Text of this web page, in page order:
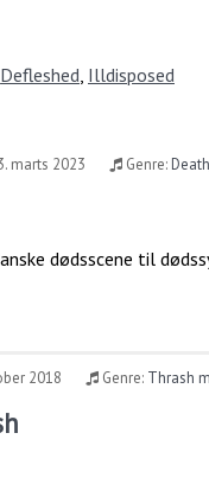
Defleshed, Illdisposed
marts 2023 Genre:
dødsscene til
2018 Genre: Thrash